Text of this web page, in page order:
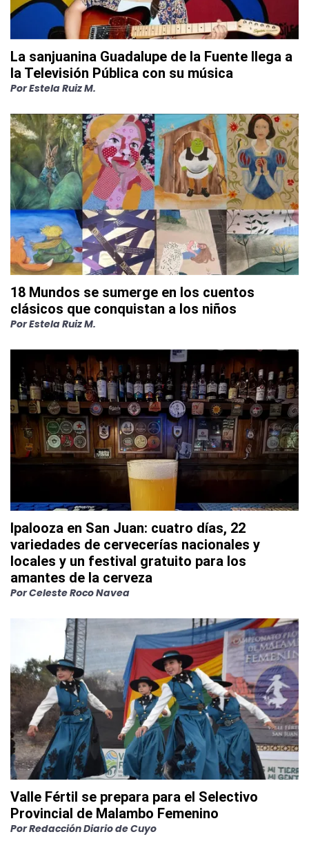
La sanjuanina Guadalupe de la Fuente llega a
la Televisión Pública con su música
PorEstela Ruiz M.
18 Mundos se sumerge en los cuentos
clásicos que conquistan a los niños
PorEstela Ruiz M.
Ipalooza en San Juan: cuatro días, 22
variedades de cervecerías nacionales y
locales y un festival gratuito para los
amantes de la cerveza
PorCeleste Roco Navea
Valle Fértil se prepara para el Selectivo
Provincial de Malambo Femenino
PorRedacción Diario de Cuyo